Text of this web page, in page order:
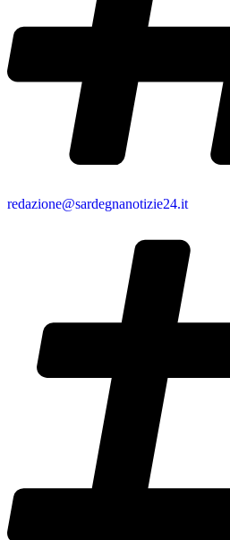
redazione@sardegnanotizie24.it